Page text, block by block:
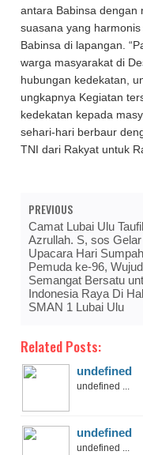
antara Babinsa dengan
suasana yang
Babinsa di lapangan.
warga masyarakat di
hubungan kedekatan,
ungkapnya Kegiatan
kedekatan kepada
sehari-hari berbaur
TNI dari Rakyat untuk
PREVIOUS
Camat Lubai Ulu
Azrullah. S, sos Gelar
Upacara Hari Sumpah
Pemuda ke-96,
Semangat Bersatu
Indonesia Raya Di
SMAN 1 Lubai Ulu
Related Posts:
undefined
undefined ...
undefined
undefined ...